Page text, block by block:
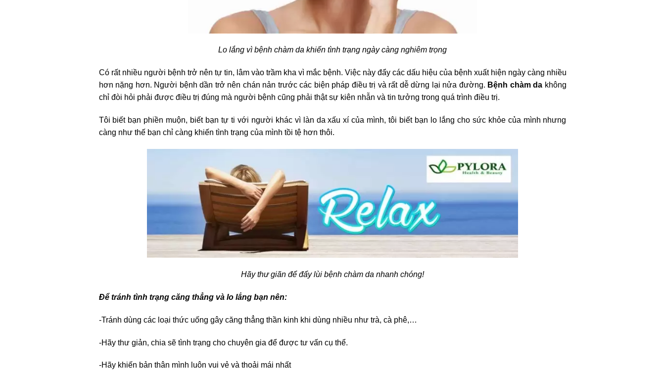
Lo lắng vì bệnh chàm da khiến tình trạng ngày càng nghiêm trọng
Có rất nhiều người bệnh trở nên tự tin, lâm vào trầm kha vì mắc bệnh. Việc này đẩy các dấu hiệu của bệnh xuất hiện ngày càng nhiều
hơn nặng hơn. Người bệnh dần trở nên chán nản trước các biện pháp điều trị và rất dễ dừng lại nửa đường. Bệnh chàm da không
chỉ đòi hỏi phải được điều trị đúng mà người bệnh cũng phải thật sự kiên nhẫn và tin tưởng trong quá trình điều trị.
Tôi biết bạn phiền muộn, biết bạn tự ti với người khác vì làn da xấu xí của mình, tôi biết bạn lo lắng cho sức khỏe của mình nhưng
càng như thế bạn chỉ càng khiến tình trạng của mình tồi tệ hơn thôi.
Hãy thư giãn để đẩy lùi bệnh chàm da nhanh chóng!
Để tránh tình trạng căng thẳng và lo lắng bạn nên:
-Tránh dùng các loại thức uống gây căng thẳng thần kinh khi dùng nhiều như trà, cà phê,…
-Hãy thư giản, chia sẽ tình trạng cho chuyên gia để được tư vấn cụ thể.
-Hãy khiến bản thân mình luôn vui vẻ và thoải mái nhất